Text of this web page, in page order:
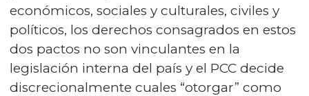
económicos, sociales y culturales, civiles y
políticos, los derechos consagrados en estos
dos pactos no son vinculantes en la
legislación interna del país y el PCC decide
discrecionalmente cuales “otorgar” como